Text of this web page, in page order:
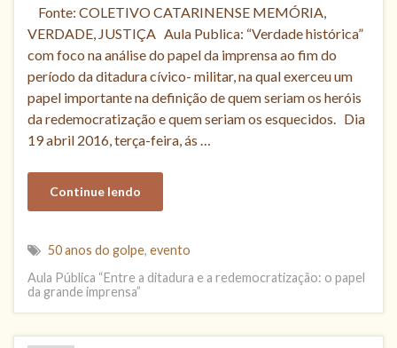
Fonte: COLETIVO CATARINENSE MEMÓRIA,
VERDADE, JUSTIÇA Aula Publica: “Verdade histórica”
com foco na análise do papel da imprensa ao fim do
período da ditadura cívico- militar, na qual exerceu um
papel importante na definição de quem seriam os heróis
da redemocratização e quem seriam os esquecidos. Dia
19 abril 2016, terça-feira, ás …
Continue lendo
50 anos do golpe, evento
Aula Pública “Entre a ditadura e a redemocratização: o papel
da grande imprensa”